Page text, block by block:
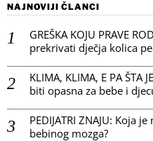
NAJNOVIJI ČLANCI
GREŠKA KOJU PRAVE
prekrivati dječja kolica
KLIMA, KLIMA, E PA ŠTA
biti opasna za bebe i
PEDIJATRI ZNAJU: Koja
bebinog mozga?